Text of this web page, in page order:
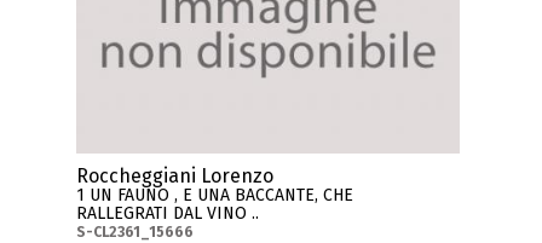
Roccheggiani Lorenzo
1 UN FAUNO , E UNA BACCANTE, CHE
RALLEGRATI DAL VINO ..
S-CL2361_15666